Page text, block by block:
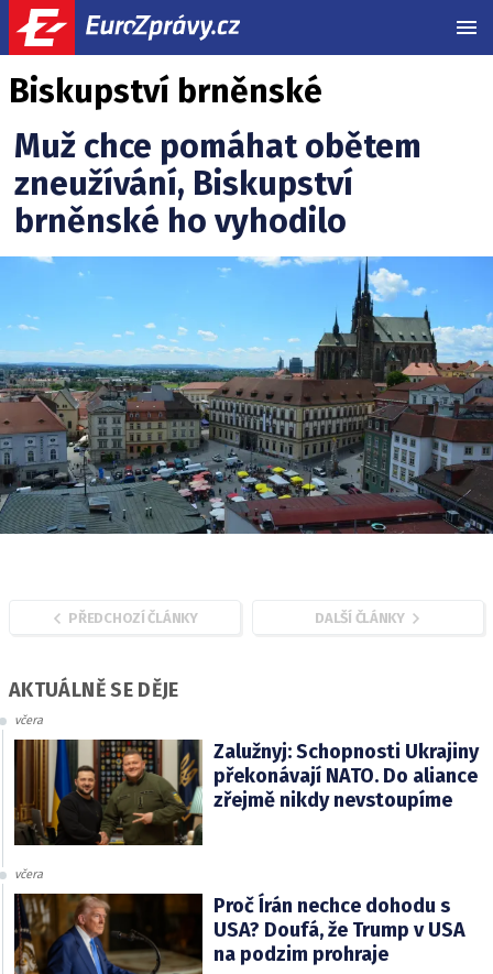
Biskupství brněnské
Muž chce pomáhat obětem
zneužívání, Biskupství
brněnské ho vyhodilo
PŘEDCHOZÍ ČLÁNKY DALŠÍ ČLÁNKY
AKTUÁLNĚ SE DĚJE
včera
Zalužnyj: Schopnosti Ukrajiny
překonávají NATO. Do aliance
zřejmě nikdy nevstoupíme
včera
Proč Írán nechce dohodu s
USA? Doufá, že Trump v USA
na podzim prohraje